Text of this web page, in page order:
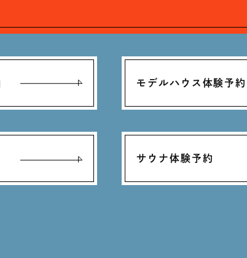
モデルハウス体験予約
サウナ体験予約